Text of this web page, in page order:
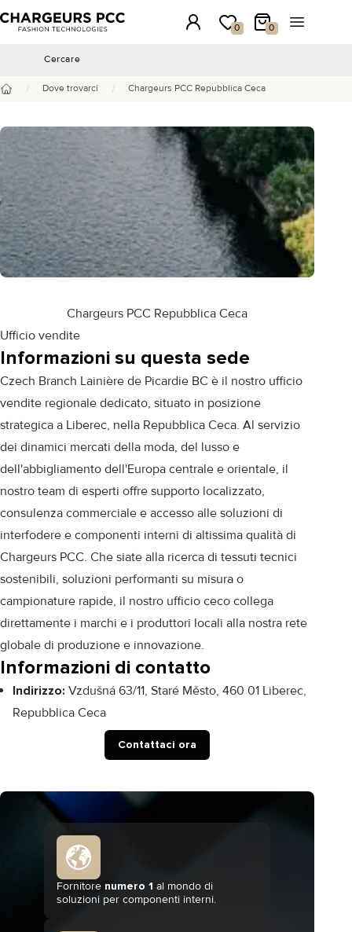
Chargeurs PCC Accesso0
La mia wishlist
0
Il mio carrello
Aprire il
Cercare
/ Dove trovarci / Chargeurs PCC Repubblica Ceca
Chargeurs PCC Repubblica Ceca
Ufficio vendite
Informazioni su questa sede
Czech Branch Lainière de Picardie BC è il nostro ufficio
vendite regionale dedicato, situato in posizione
strategica a Liberec, nella Repubblica Ceca. Al servizio
dei dinamici mercati della moda, del lusso e
dell'abbigliamento dell'Europa centrale e orientale, il
nostro team di esperti offre supporto localizzato,
consulenza commerciale e accesso alle soluzioni di
interfodere e componenti interni di altissima qualità di
Chargeurs PCC. Che siate alla ricerca di tessuti tecnici
sostenibili, soluzioni performanti su misura o
campionature rapide, il nostro ufficio ceco collega
direttamente i marchi e i produttori locali alla nostra rete
globale di produzione e innovazione.
Informazioni di contatto
Indirizzo: Vzdušná 63/11, Staré Město, 460 01 Liberec,
Repubblica Ceca
Contattaci ora
Fornitore numero 1 al mondo di
soluzioni per componenti interni.